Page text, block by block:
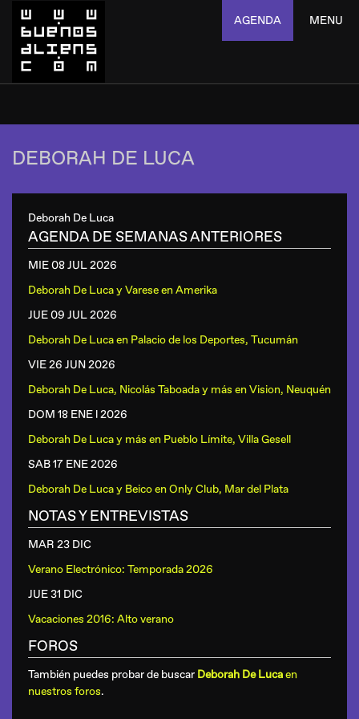
AGENDA MENU
DEBORAH DE LUCA
Deborah De Luca
AGENDA DE SEMANAS ANTERIORES
MIE 08 JUL2026
Deborah De Luca y VareseenAmerika
JUE 09 JUL2026
Deborah De Lucaen Palacio de los Deportes, Tucumán
VIE 26 JUN2026
Deborah De Luca, Nicolás Taboada y más enVision, Neuquén
DOM 18 ENE l 2026
Deborah De Luca y más en Pueblo Límite, Villa Gesell
SAB 17 ENE2026
Deborah De Luca y BeicoenOnly Club, Mar del Plata
NOTAS Y ENTREVISTAS
MAR 23 DIC
Verano Electrónico: Temporada 2026
JUE 31 DIC
Vacaciones 2016: Alto verano
FOROS
También puedes probar de buscar Deborah De Lucaen
nuestros foros.